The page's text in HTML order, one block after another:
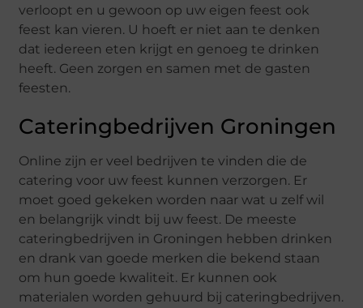
verloopt en u gewoon op uw eigen feest ook
feest kan vieren. U hoeft er niet aan te denken
dat iedereen eten krijgt en genoeg te drinken
heeft. Geen zorgen en samen met de gasten
feesten.
Cateringbedrijven Groningen
Online zijn er veel bedrijven te vinden die de
catering voor uw feest kunnen verzorgen. Er
moet goed gekeken worden naar wat u zelf wil
en belangrijk vindt bij uw feest. De meeste
cateringbedrijven in Groningen hebben drinken
en drank van goede merken die bekend staan
om hun goede kwaliteit. Er kunnen ook
materialen worden gehuurd bij cateringbedrijven.